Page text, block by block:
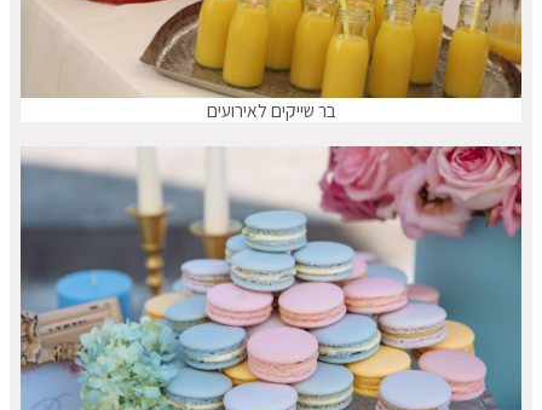
בר שייקים לאירועים